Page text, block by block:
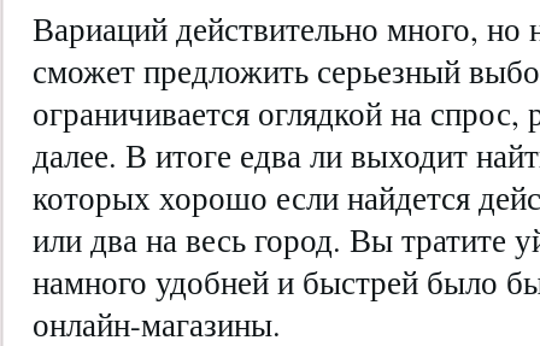
Вариаций действительно много, но
сможет предложить серьезный
ограничивается оглядкой на
далее. В итоге едва ли выходит
которых хорошо если найдется
или два на весь город. Вы тратите
намного удобней и быстрей было
онлайн-магазины.